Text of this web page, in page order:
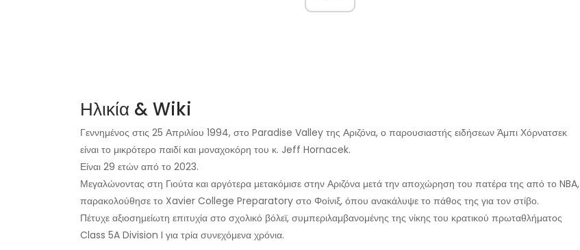
Ηλικία & Wiki
Γεννημένος στις 25 Απριλίου 1994, στο Paradise Valley της Αριζόνα, ο παρουσιαστής ειδήσεων Άμπι Χόρνατσεκ
είναι το μικρότερο παιδί και μοναχοκόρη του κ. Jeff Hornacek.
Είναι 29 ετών από το 2023.
Μεγαλώνοντας στη Γιούτα και αργότερα μετακόμισε στην Αριζόνα μετά την αποχώρηση του πατέρα της από το NBA,
παρακολούθησε το Xavier College Preparatory στο Φοίνιξ, όπου ανακάλυψε το πάθος της για τον στίβο.
Πέτυχε αξιοσημείωτη επιτυχία στο σχολικό βόλεϊ, συμπεριλαμβανομένης της νίκης του κρατικού πρωταθλήματος
Class 5A Division I για τρία συνεχόμενα χρόνια.